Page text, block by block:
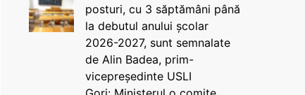
posturi, cu 3 săptămâni până
la debutul anului școlar
2026-2027, sunt semnalate
de Alin Badea, prim-
vicepreședinte USLI